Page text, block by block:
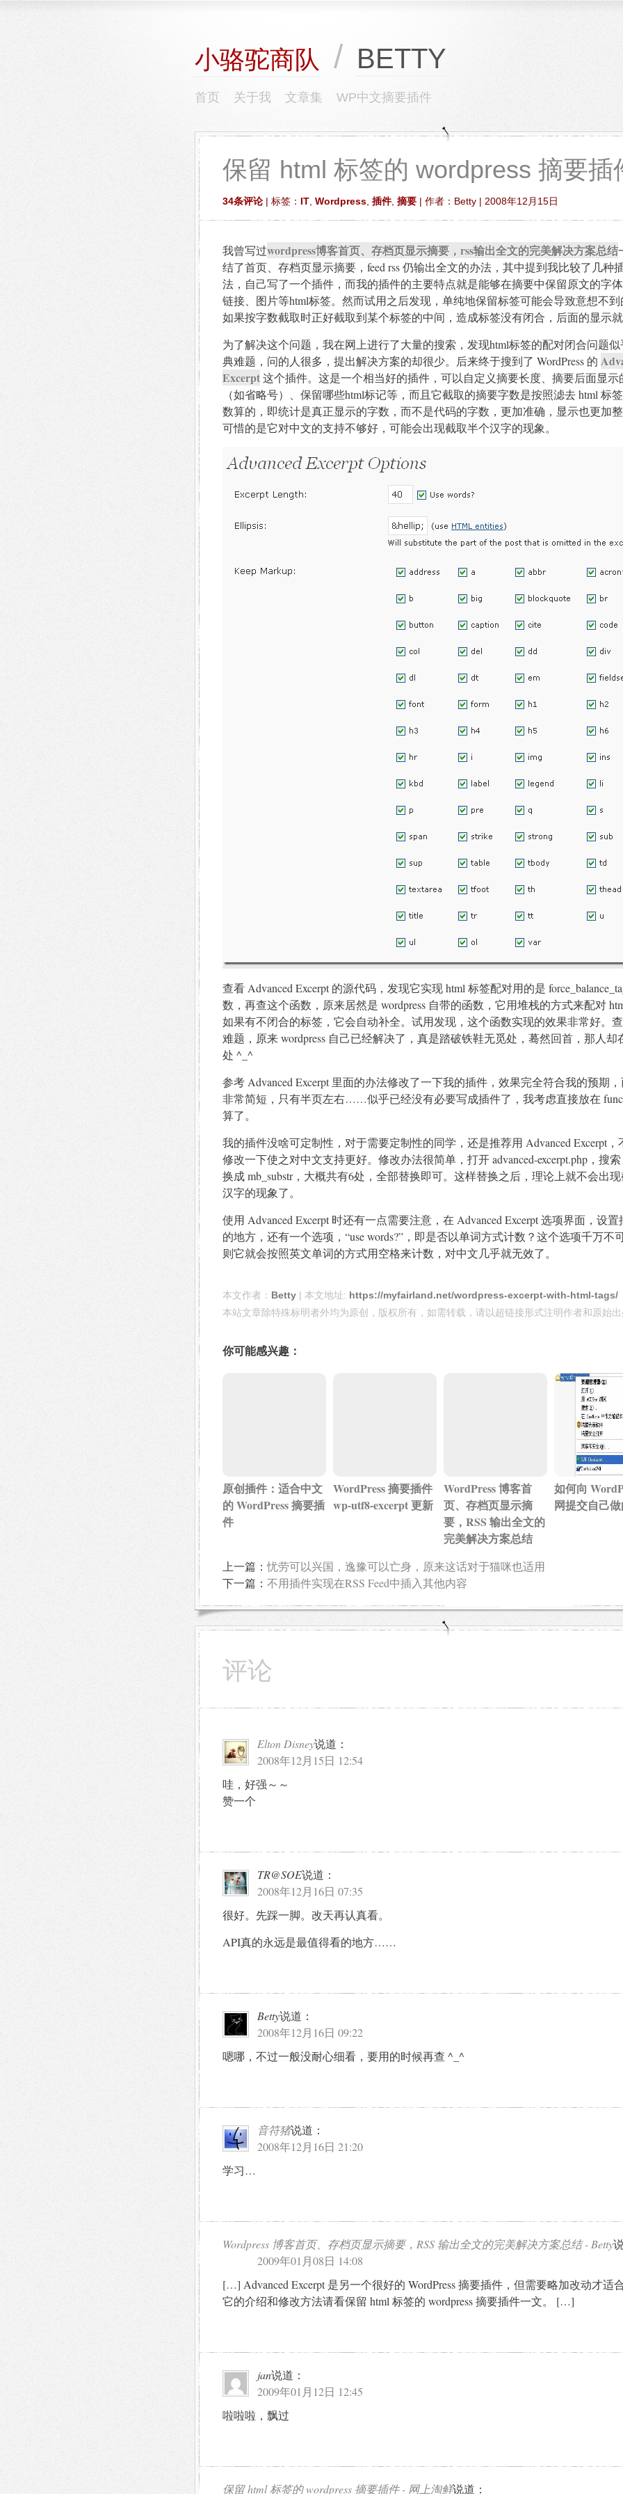
小骆驼商队 / BETTY
首页 关于我 文章集 WP中文摘要插件
保留 html 标签的 wordpress 摘要插
34条评论| 标签： IT, Wordpress, 插件, 摘要| 作者：Betty | 2008年12月15日
我曾写过wordpress博客首页、存档页显示摘要，rss输出全文的完美解决方案总结
结了首页、存档页显示摘要，feed rss 仍输出全文的办法，其中提到我比较了几种
法，自己写了一个插件，而我的插件的主要特点就是能够在摘要中保留原文的字
链接、图片等html标签。然而试用之后发现，单纯地保留标签可能会导致意想不
如果按字数截取时正好截取到某个标签的中间，造成标签没有闭合，后面的显示
为了解决这个问题，我在网上进行了大量的搜索，发现html标签的配对闭合问题
典难题，问的人很多，提出解决方案的却很少。后来终于搜到了 WordPress 的
Excerpt这个插件。这是一个相当好的插件，可以自定义摘要长度、摘要后面显示
（如省略号）、保留哪些html标记等，而且它截取的摘要字数是按照滤去 html 标
数算的，即统计是真正显示的字数，而不是代码的字数，更加准确，显示也更加
可惜的是它对中文的支持不够好，可能会出现截取半个汉字的现象。
查看 Advanced Excerpt 的源代码，发现它实现 html 标签配对用的是
数，再查这个函数，原来居然是 wordpress 自带的函数，它用堆栈的方式来配对
如果有不闭合的标签，它会自动补全。试用发现，这个函数实现的效果非常好。
难题，原来 wordpress 自己已经解决了，真是踏破铁鞋无觅处，蓦然回首，那人却
处 ^_^
参考 Advanced Excerpt 里面的办法修改了一下我的插件，效果完全符合我的预期
非常简短，只有半页左右……似乎已经没有必要写成插件了，我考虑直接放在
算了。
我的插件没啥可定制性，对于需要定制性的同学，还是推荐用 Advanced Excerpt，
修改一下使之对中文支持更好。修改办法很简单，打开 advanced-excerpt.php，搜索
换成 mb_substr，大概共有6处，全部替换即可。这样替换之后，理论上就不会出
汉字的现象了。
使用 Advanced Excerpt 时还有一点需要注意，在 Advanced Excerpt 选项界面，设
的地方，还有一个选项，“use words?”，即是否以单词方式计数？这个选项千万不
则它就会按照英文单词的方式用空格来计数，对中文几乎就无效了。
本文作者： Betty| 本文地址: https://myfairland.net/wordpress-excerpt-with-html-tags/
本站文章除特殊标明者外均为原创，版权所有，如需转载，请以超链接形式注明作者和原始
你可能感兴趣：
原创插件：适合中文
的 WordPress 摘要插
件
WordPress 摘要插件
wp-utf8-excerpt 更新
WordPress 博客首
页、存档页显示摘
要，RSS 输出全文的
完美解决方案总结
如何向
网提交自己
上一篇：忧劳可以兴国，逸豫可以亡身，原来这话对于猫咪也适用
下一篇： 不用插件实现在RSS Feed中插入其他内容
评论
Elton Disney说道：
2008年12月15日 12:54
哇，好强～～
赞一个
TR@SOE说道：
2008年12月16日 07:35
很好。先踩一脚。改天再认真看。
API真的永远是最值得看的地方……
Betty说道：
2008年12月16日 09:22
嗯哪，不过一般没耐心细看，要用的时候再查 ^_^
音符猪说道：
2008年12月16日 21:20
学习…
Wordpress 博客首页、存档页显示摘要，RSS 输出全文的完美解决方案总结 - Betty
2009年01月08日 14:08
[…] Advanced Excerpt 是另一个很好的 WordPress 摘要插件，但需要略加改动才适
它的介绍和修改方法请看保留 html 标签的 wordpress 摘要插件一文。 […]
jan说道：
2009年01月12日 12:45
啦啦啦，飘过
保留 html 标签的 wordpress 摘要插件 - 网上淘鲜说道：